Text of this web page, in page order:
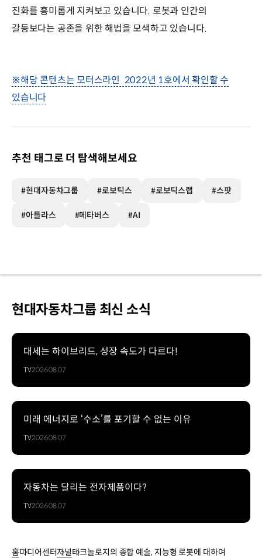
진화를 흥미롭게 지켜보고 있습니다. 로봇과 인간의
갈등보다는 공존을 위한 해법을 모색하고 있습니다.
※해당 콘텐츠는 모터스라인 2022년 1호에서 확인할 수
있습니다
추천 태그로 더 탐색해보세요
#현대자동차그룹 #로보틱스 #로보틱스랩 #스팟
#아틀라스 #메타버스 #AI
현대자동차그룹 최신 소식
대세는 하이브리드, 성장 속도가 다르다!
TV2026.08.07
미래 에너지로 ‘수소’를 포기할 수 없는 이유
TV2026.08.07
자동차는 달리는 전자제품이다?
TV2026.08.07
홈미디어센터저널테크놀로지의 종합 예술, 지능형 로봇에 대하여